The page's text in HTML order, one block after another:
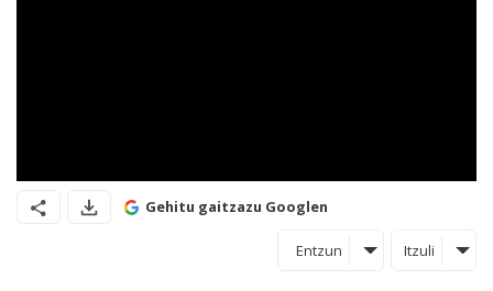
Gehitu gaitzazu Googlen
Entzun Itzuli